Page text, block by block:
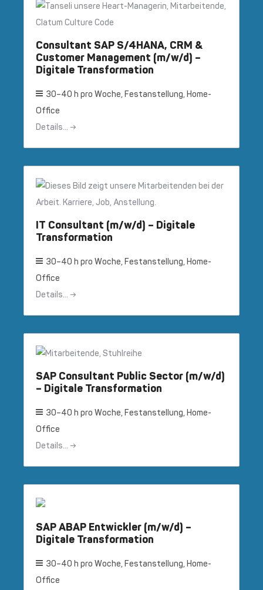
Consultant SAP S/4HANA, CRM &
Customer Management (m/w/d) –
Digitale Transformation
30–40 h pro Woche Festanstellung Home-
Office
Details...
IT Consultant (m/w/d) – Digitale
Transformation
30–40 h pro Woche Festanstellung Home-
Office
Details...
SAP Consultant Public Sector (m/w/d)
– Digitale Transformation
30–40 h pro Woche Festanstellung Home-
Office
Details...
SAP ABAP Entwickler (m/w/d) –
Digitale Transformation
30–40 h pro Woche Festanstellung Home-
Office